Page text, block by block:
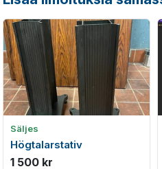
Säljes
Högtalarstativ
1 500 kr